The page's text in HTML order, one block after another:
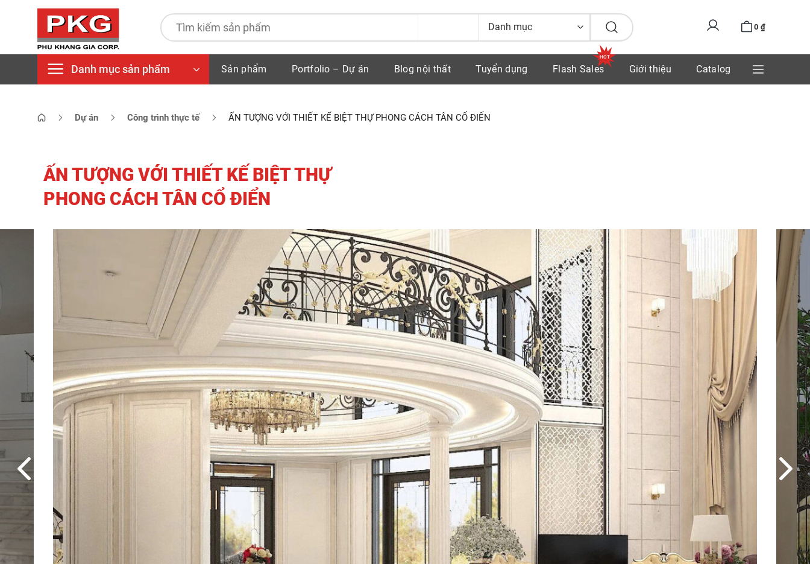
Tìm
0 ₫
Danh mục sản phẩm Sản phẩm Portfolio – Dự án Blog nội thất Tuyển dụng Flash Sales Giới thiệu Catalog
Dự án Công trình thực tế ẤN TƯỢNG VỚI THIẾT KẾ BIỆT THỰ PHONG CÁCH TÂN CỔ ĐIỂN
ẤN TƯỢNG VỚI THIẾT KẾ BIỆT THỰ
PHONG CÁCH TÂN CỔ ĐIỂN